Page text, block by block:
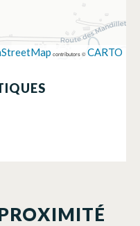
contributors ©CARTO